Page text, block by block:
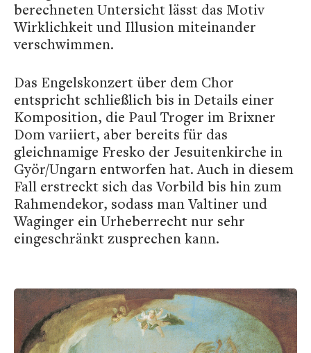
berechneten Untersicht lässt das Motiv
Wirklichkeit und Illusion miteinander
verschwimmen.
Das Engelskonzert über dem Chor
entspricht schließlich bis in Details einer
Komposition, die Paul Troger im Brixner
Dom variiert, aber bereits für das
gleichnamige Fresko der Jesuitenkirche in
Györ/Ungarn entworfen hat. Auch in diesem
Fall erstreckt sich das Vorbild bis hin zum
Rahmendekor, sodass man Valtiner und
Waginger ein Urheberrecht nur sehr
eingeschränkt zusprechen kann.